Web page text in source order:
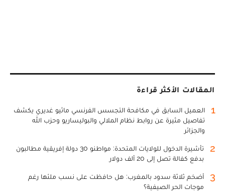
المقالات الأكثر قراءة
1
العميل السابق في مكافحة التجسس الفرنسي ماثيو غديري يكشف
تفاصيل مثيرة عن روابط نظام الملالي والبوليساريو وحزب الله
والجزائر
2
تأشيرة الدخول للولايات المتحدة: مواطنو 30 دولة إفريقية مطالبون
بدفع كفالة تصل إلى 20 ألف دولار
3
أضخم ثلاثة سدود بالمغرب: هل حافظت على نسب ملئها رغم
موجات الحر الصيفية؟